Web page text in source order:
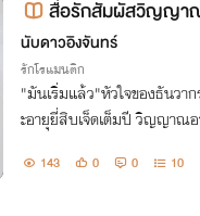
สื่อรักสัมผัสวิญญา
นับดาวอิงจันทร์
รักโรแมนติก
"มันเริ่มแล้ว"หัวใจของธันวา
ะอายุยี่สิบเจ็ดเต็มปี วิญญาณ
มเชื่อโบราณ
143 0 0 10